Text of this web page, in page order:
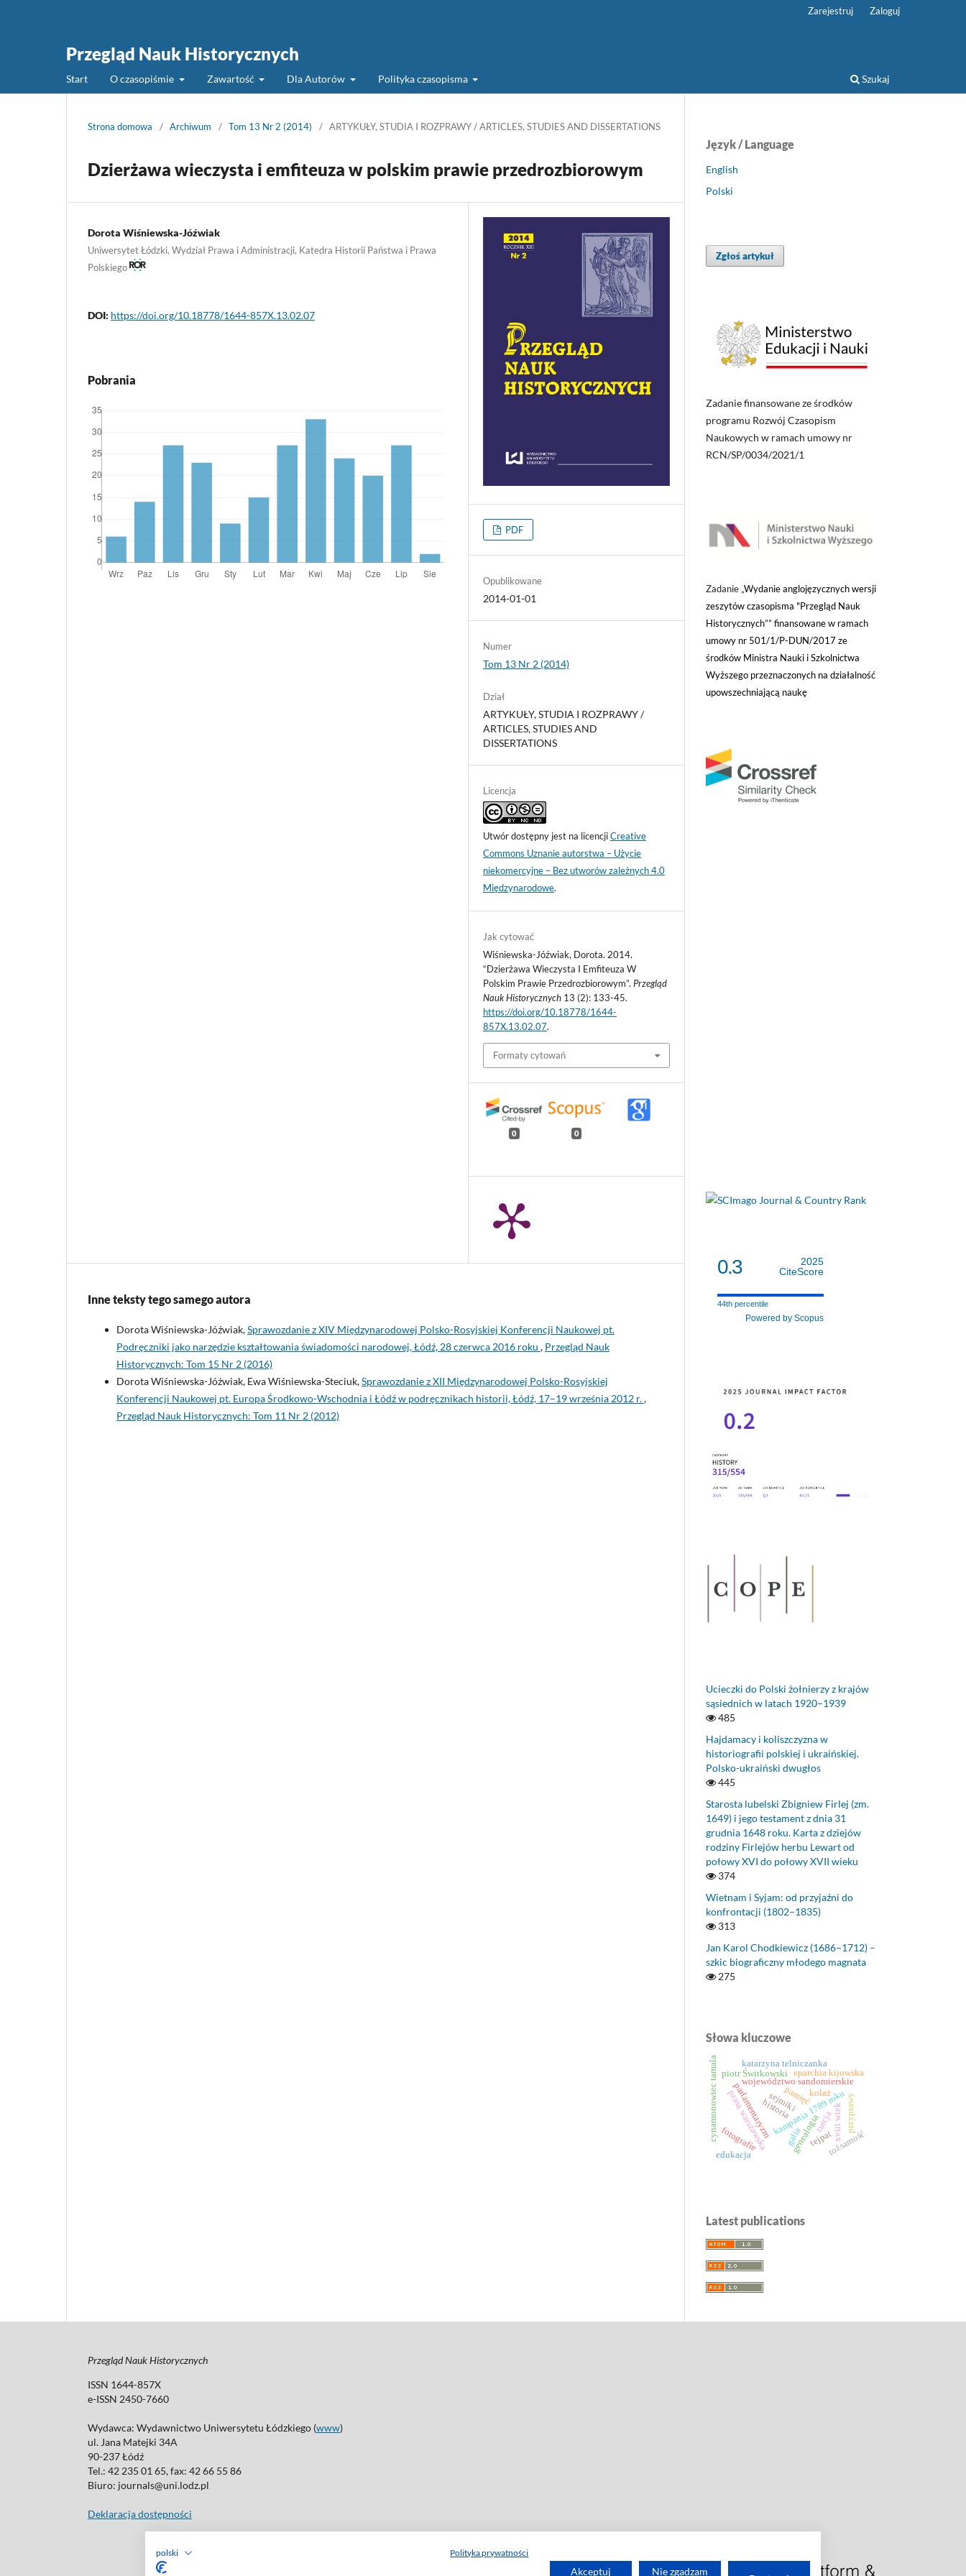
polski Polityka prywatności
Akceptuj Nie zgadzam
Przegląd Nauk Historycznych
Start O czasopiśmie Zawartość Dla Autorów Polityka czasopisma Szukaj
Zarejestruj Zaloguj
Strona domowa / Archiwum / Tom 13 Nr 2 (2014) / ARTYKUŁY, STUDIA I ROZPRAWY / ARTICLES, STUDIES AND DISSERTATIONS
Dzierżawa wieczysta i emfiteuza w polskim prawie przedrozbiorowym
Dorota Wiśniewska-Jóźwiak
Uniwersytet Łódzki, Wydział Prawa i Administracji, Katedra Historii Państwa i Prawa
Polskiego
DOI: https://doi.org/10.18778/1644-857X.13.02.07
Pobrania
PDF
Opublikowane
2014-01-01
Numer
Tom 13 Nr 2 (2014)
Dział
ARTYKUŁY, STUDIA I ROZPRAWY /
ARTICLES, STUDIES AND
DISSERTATIONS
Licencja
Utwór dostępny jest na licencjiCreative
Commons Uznanie autorstwa – Użycie
niekomercyjne – Bez utworów zależnych 4.0
Międzynarodowe.
Jak cytować
Wiśniewska-Jóźwiak, Dorota. 2014.
“Dzierżawa Wieczysta I Emfiteuza W
Polskim Prawie Przedrozbiorowym”. Przegląd
Nauk Historycznych 13 (2): 133-45.
https://doi.org/10.18778/1644-
857X.13.02.07.
Formaty cytowań
0 0
Inne teksty tego samego autora
Dorota Wiśniewska-Jóźwiak,Sprawozdanie z XIV Międzynarodowej Polsko-Rosyjskiej Konferencji Naukowej pt.
Podręczniki jako narzędzie kształtowania świadomości narodowej, Łódź, 28 czerwca 2016 roku , Przegląd Nauk
Historycznych: Tom 15 Nr 2 (2016)
Dorota Wiśniewska-Jóźwiak, Ewa Wiśniewska-Steciuk,Sprawozdanie z XII Międzynarodowej Polsko-Rosyjskiej
Konferencji Naukowej pt. Europa Środkowo-Wschodnia i Łódź w podręcznikach historii, Łódź, 17–19 września 2012 r.,
Przegląd Nauk Historycznych: Tom 11 Nr 2 (2012)
Język / Language
English
Polski
Zgłoś artykuł
Zadanie finansowane ze środków
programu Rozwój Czasopism
Naukowych w ramach umowy nr
RCN/SP/0034/2021/1
Zadanie „Wydanie anglojęzycznych wersji
zeszytów czasopisma "Przegląd Nauk
Historycznych”” finansowane w ramach
umowy nr 501/1/P-DUN/2017 ze
środków Ministra Nauki i Szkolnictwa
Wyższego przeznaczonych na działalność
upowszechniającą naukę
0.3
2025
CiteScore
44th percentile
Powered by Scopus
Ucieczki do Polski żołnierzy z krajów
sąsiednich w latach 1920–1939
485
Hajdamacy i koliszczyzna w
historiografii polskiej i ukraińskiej.
Polsko-ukraiński dwugłos
445
Starosta lubelski Zbigniew Firlej (zm.
1649) i jego testament z dnia 31
grudnia 1648 roku. Karta z dziejów
rodziny Firlejów herbu Lewart od
połowy XVI do połowy XVII wieku
374
Wietnam i Syjam: od przyjaźni do
konfrontacji (1802–1835)
313
Jan Karol Chodkiewicz (1686–1712) –
szkic biograficzny młodego magnata
275
Słowa kluczowe
województwo sandomierskie
sejmiki
parlamentaryzmkampania 1789 roku
piotr Świtkowski
prasa warszawska xviii wiek
katarzyna telniczanka
genealogia
historia
galia
eparchia kijowska
cynamonowiec tamala przyprawy
tejpat
kolaż
fotografie
turcja
pamięć
tożsamość
edukacja
Latest publications
Przegląd Nauk Historycznych
ISSN 1644-857X
e-ISSN 2450-7660
Wydawca: Wydawnictwo Uniwersytetu Łódzkiego (www)
ul. Jana Matejki 34A
90-237 Łódź
Tel.: 42 235 01 65, fax: 42 66 55 86
Biuro: journals@uni.lodz.pl
Deklaracja dostępności